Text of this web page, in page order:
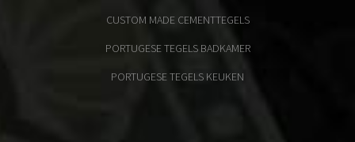
CUSTOM MADE CEMENTTEGELS
PORTUGESE TEGELS BADKAMER
PORTUGESE TEGELS KEUKEN